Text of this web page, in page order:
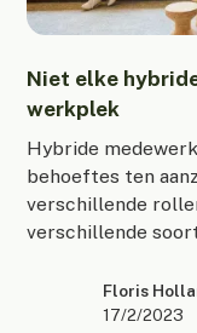
Niet elke
werkplek
Hybride
behoeftes ten
verschillende
verschillende
Floris
17/2/2023